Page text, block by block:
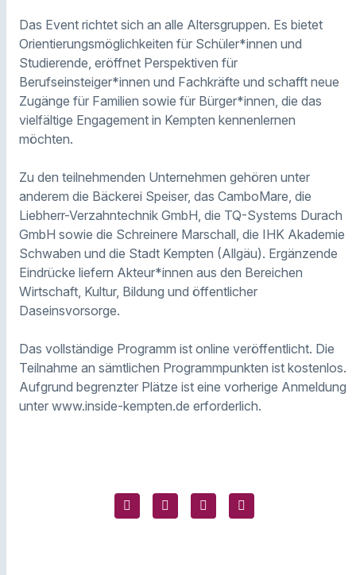
Das Event richtet sich an alle Altersgruppen. Es bietet
Orientierungsmöglichkeiten für Schüler*innen und
Studierende, eröffnet Perspektiven für
Berufseinsteiger*innen und Fachkräfte und schafft neue
Zugänge für Familien sowie für Bürger*innen, die das
vielfältige Engagement in Kempten kennenlernen
möchten.
Zu den teilnehmenden Unternehmen gehören unter
anderem die Bäckerei Speiser, das CamboMare, die
Liebherr-Verzahntechnik GmbH, die TQ-Systems Durach
GmbH sowie die Schreinere Marschall, die IHK Akademie
Schwaben und die Stadt Kempten (Allgäu). Ergänzende
Eindrücke liefern Akteur*innen aus den Bereichen
Wirtschaft, Kultur, Bildung und öffentlicher
Daseinsvorsorge.
Das vollständige Programm ist online veröffentlicht. Die
Teilnahme an sämtlichen Programmpunkten ist kostenlos.
Aufgrund begrenzter Plätze ist eine vorherige Anmeldung
unter www.inside-kempten.de erforderlich.